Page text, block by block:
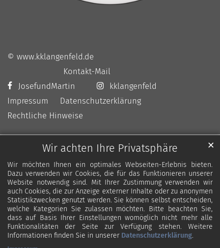
Wir achten Ihre Privatsphäre
Wir möchten Ihnen ein optimales Webseiten-Erlebnis bieten.
Dazu verwenden wir Cookies, die für das Funktionieren unserer
Website notwendig sind. Mit Ihrer Zustimmung verwenden wir
auch Cookies, die zur Anzeige externer Inhalte oder zu anonymen
Statistikzwecken genutzt werden. Sie können selbst entscheiden,
welche Kategorien Sie zulassen möchten. Bitte beachten Sie,
dass auf Basis Ihrer Einstellungen womöglich nicht mehr alle
Funktionalitäten der Seite zur Verfügung stehen. Weitere
Informationen finden Sie in unserer Datenschutzerklärung.
✕
© www.kklangenfeld.de
Kontakt-Mail
JosefundMartin
kklangenfeld
Impressum
Datenschutzerklärung
Rechtliche Hinweise